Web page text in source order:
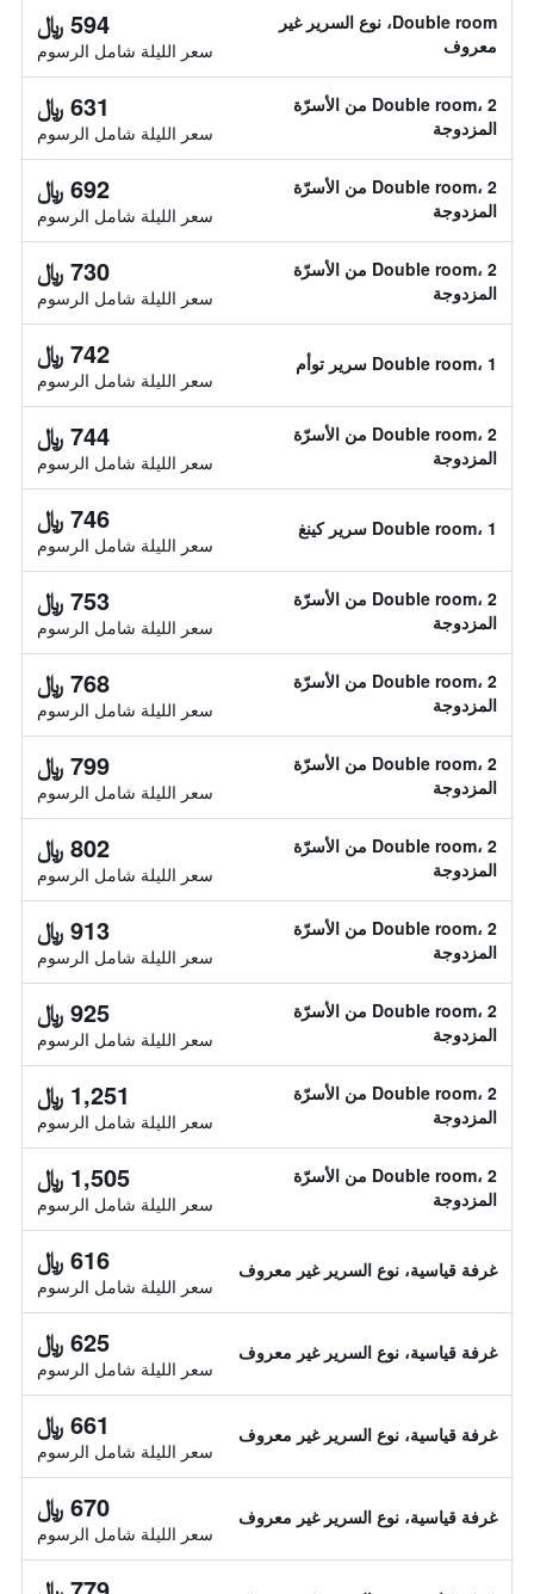
Double room، نوع السرير غير
معروف
594 ﷼
سعر الليلة شامل الرسوم
Double room، 2 من الأسرّة
المزدوجة
631 ﷼
سعر الليلة شامل الرسوم
Double room، 2 من الأسرّة
المزدوجة
692 ﷼
سعر الليلة شامل الرسوم
Double room، 2 من الأسرّة
المزدوجة
730 ﷼
سعر الليلة شامل الرسوم
Double room، 1 سرير توأم 742 ﷼
سعر الليلة شامل الرسوم
Double room، 2 من الأسرّة
المزدوجة
744 ﷼
سعر الليلة شامل الرسوم
Double room، 1 سرير كينغ 746 ﷼
سعر الليلة شامل الرسوم
Double room، 2 من الأسرّة
المزدوجة
753 ﷼
سعر الليلة شامل الرسوم
Double room، 2 من الأسرّة
المزدوجة
768 ﷼
سعر الليلة شامل الرسوم
Double room، 2 من الأسرّة
المزدوجة
799 ﷼
سعر الليلة شامل الرسوم
Double room، 2 من الأسرّة
المزدوجة
802 ﷼
سعر الليلة شامل الرسوم
Double room، 2 من الأسرّة
المزدوجة
913 ﷼
سعر الليلة شامل الرسوم
Double room، 2 من الأسرّة
المزدوجة
925 ﷼
سعر الليلة شامل الرسوم
Double room، 2 من الأسرّة
المزدوجة
1,251 ﷼
سعر الليلة شامل الرسوم
Double room، 2 من الأسرّة
المزدوجة
1,505 ﷼
سعر الليلة شامل الرسوم
غرفة قياسية، نوع السرير غير معروف 616 ﷼
سعر الليلة شامل الرسوم
غرفة قياسية، نوع السرير غير معروف 625 ﷼
سعر الليلة شامل الرسوم
غرفة قياسية، نوع السرير غير معروف 661 ﷼
سعر الليلة شامل الرسوم
غرفة قياسية، نوع السرير غير معروف 670 ﷼
سعر الليلة شامل الرسوم